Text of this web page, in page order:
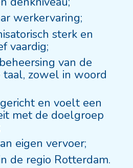
werkervaring;
sterk en
vaardig;
van de
taal, zowel in woord
en voelt een
met de doelgroep
eigen vervoer;
de regio Rotterdam.